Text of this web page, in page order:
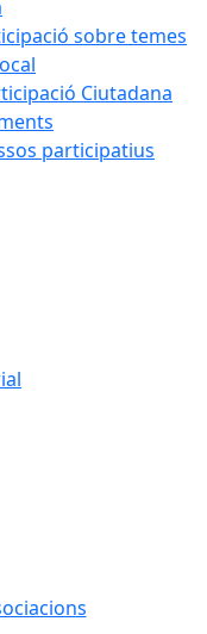
sobre temes
Ciutadana
participatius